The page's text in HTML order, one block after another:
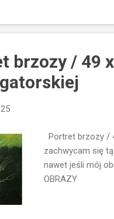
brzozy / 49
Portret brzozy /
zachwycam się
nawet jeśli mój
OBRAZY